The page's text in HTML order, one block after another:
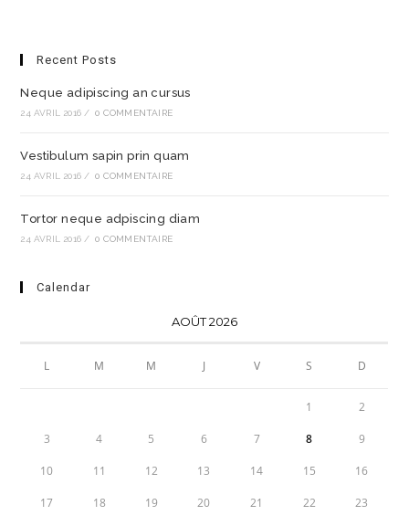
Recent Posts
Neque adipiscing an cursus
24 AVRIL 2016 / 0 COMMENTAIRE
Vestibulum sapin prin quam
24 AVRIL 2016 / 0 COMMENTAIRE
Tortor neque adpiscing diam
24 AVRIL 2016 / 0 COMMENTAIRE
Calendar
AOÛT 2026
L M M J V S D
1 2
3 4 5 6 7 8 9
10 11 12 13 14 15 16
17 18 19 20 21 22 23